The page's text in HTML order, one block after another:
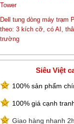
Tower
Dell tung dòng máy trạm
theo: 3 kích cỡ, có AI,
trường
Siêu Việt
100% sản phẩm
100% giá cạnh
Giao hàng nhanh